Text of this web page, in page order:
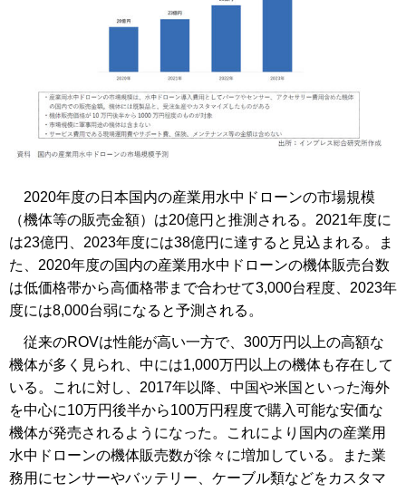
2020年度の日本国内の産業用水中ドローンの市場規模
（機体等の販売金額）は20億円と推測される。2021年度に
は23億円、2023年度には38億円に達すると見込まれる。ま
た、2020年度の国内の産業用水中ドローンの機体販売台数
は低価格帯から高価格帯まで合わせて3,000台程度、2023年
度には8,000台弱になると予測される。
従来のROVは性能が高い一方で、300万円以上の高額な
機体が多く見られ、中には1,000万円以上の機体も存在して
いる。これに対し、2017年以降、中国や米国といった海外
を中心に10万円後半から100万円程度で購入可能な安価な
機体が発売されるようになった。これにより国内の産業用
水中ドローンの機体販売数が徐々に増加している。また業
務用にセンサーやバッテリー、ケーブル類などをカスタマ